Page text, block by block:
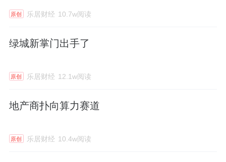
原创 乐居财经 10.7w阅读
绿城新掌门出手了
原创 乐居财经 12.1w阅读
地产商扑向算力赛道
原创 乐居财经 10.4w阅读